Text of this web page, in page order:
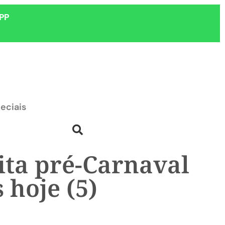
pré-Carnaval
(5)